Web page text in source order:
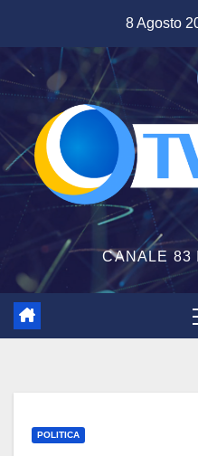
contenuto
8 Agosto
CANALE 83
POLITICA